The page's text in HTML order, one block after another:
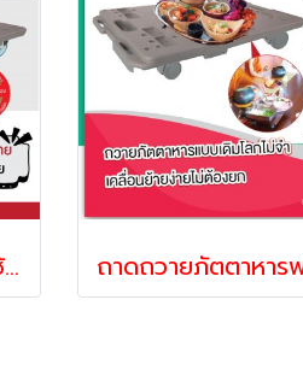
ฐานติดล้อ ฐานวางของใช้ในบ้าน ฐานวางเฟอร์นิเจอร์ ดอลลี่ไฟเบอร์เทครับน้ำหนัก100-150กก.ฐานติดล้อ รุ่นต่อได้สีเทาล้อยางเทาลูกปืน Mover JPP Happy Move 54547